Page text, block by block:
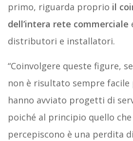
primo, riguarda proprio il
dell’intera rete commerciale
distributori e installatori.
“Coinvolgere queste figure,
non è risultato sempre facile
hanno avviato progetti di
poiché al principio quello
percepiscono è una perdita